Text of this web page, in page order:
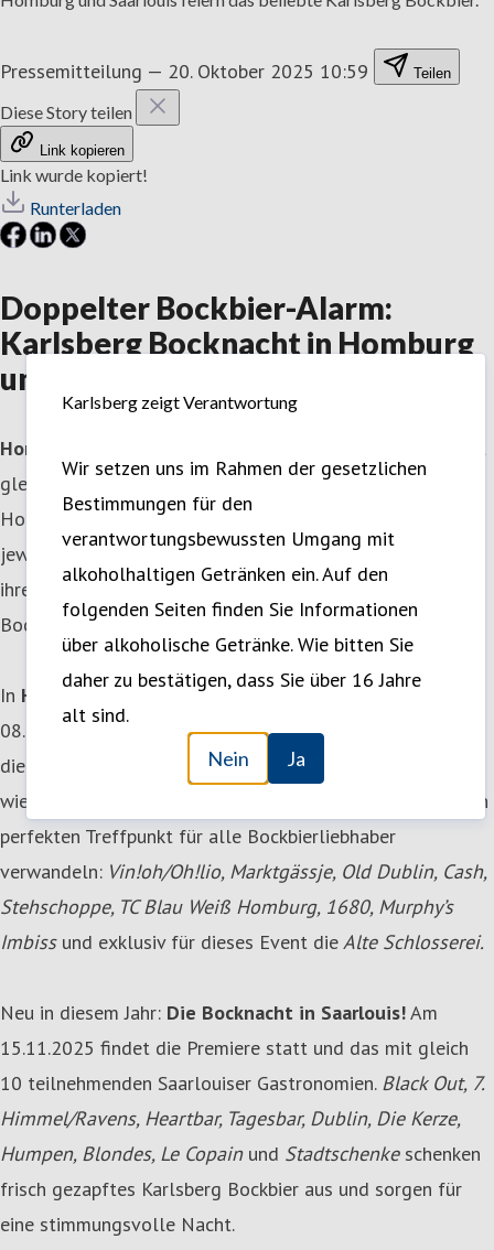
Karlsberg zeigt Verantwortung
Wir setzen uns im Rahmen der gesetzlichen
Bestimmungen für den
verantwortungsbewussten Umgang mit
alkoholhaltigen Getränken ein. Auf den
folgenden Seiten finden Sie Informationen
über alkoholische Getränke. Wie bitten Sie
daher zu bestätigen, dass Sie über 16 Jahre
alt sind.
Nein Ja
Pressemitteilung — 20. Oktober 2025 10:59 Teilen
Diese Story teilen
Link kopieren
Link wurde kopiert!
Runterladen
Doppelter Bockbier-Alarm:
Karlsberg Bocknacht in Homburg
und Saarlouis!
Homburg.
Die Bockbiersaison startet und Karlsberg feiert
gleich doppelt: Die Karlsberg Bocknacht ist zurück in
Homburg und findet erstmals auch in Saarlouis statt! Ab
jeweils 19 Uhr öffnen die teilnehmenden Gastronomien
ihre Türen und laden zu frisch gezapftem Karlsberg
Bockbier ein.
In Homburgfindet die legendäre Bocknacht am
08.11.2025 statt. Schon im letzten Jahr hat die Premiere
die Bockbier-Fans begeistert. Mit dabei sind dieses Mal
wieder eine Vielzahl an Gastronomien, die die Stadt in den
perfekten Treffpunkt für alle Bockbierliebhaber
verwandeln: Vin!oh/Oh!lio, Marktgässje, Old Dublin, Cash,
Stehschoppe, TC Blau Weiß Homburg, 1680, Murphy’s
Imbiss und exklusiv für dieses Event dieAlte Schlosserei.
Neu in diesem Jahr: Die Bocknacht in Saarlouis!Am
15.11.2025 findet die Premiere statt und das mit gleich
10 teilnehmenden Saarlouiser Gastronomien. Black Out, 7.
Himmel/Ravens, Heartbar, Tagesbar, Dublin, Die Kerze,
Humpen, Blondes, Le Copain und Stadtschenkeschenken
frisch gezapftes Karlsberg Bockbier aus und sorgen für
eine stimmungsvolle Nacht.